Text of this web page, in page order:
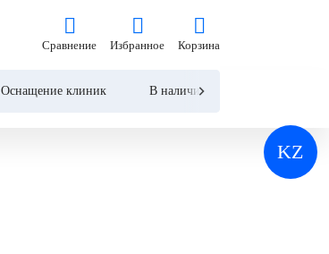
KZ
Сравнение
Сравнение
Избранное Корзина
Оснащение клиник В наличии